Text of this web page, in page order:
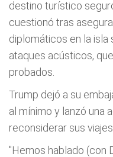
destino turístico
cuestionó tras
diplomáticos en la
ataques acústicos,
probados.
Trump dejó a su
al mínimo y lanzó una
reconsiderar sus viajes
"Hemos hablado (con